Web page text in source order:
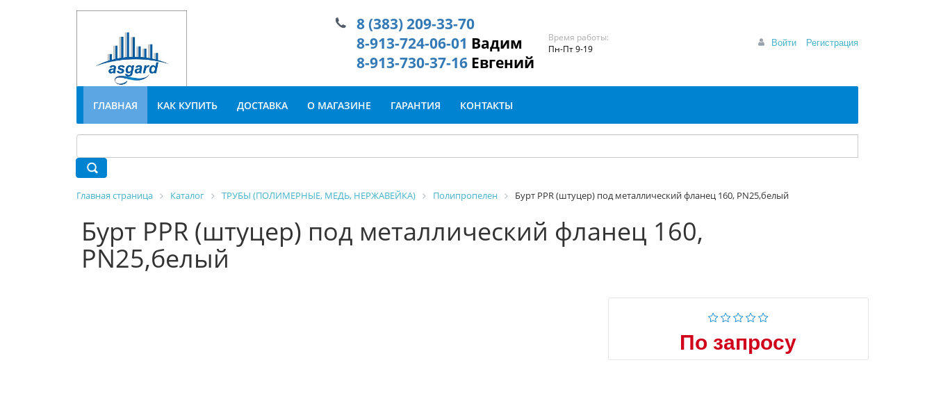
Войти Регистрация
8 (383) 209-33-70
8-913-724-06-01 Вадим
8-913-730-37-16 Евгений
Время работы:
Пн-Пт 9-19
ГЛАВНАЯ КАК КУПИТЬ ДОСТАВКА О МАГАЗИНЕ ГАРАНТИЯ КОНТАКТЫ
Главная страница Каталог ТРУБЫ (ПОЛИМЕРНЫЕ, МЕДЬ, НЕРЖАВЕЙКА) Полипропелен Бурт PPR (штуцер) под металлический фланец 160, PN25,белый
Бурт PPR (штуцер) под металлический фланец 160,
PN25,белый
По запросу